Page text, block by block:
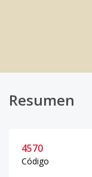
Resumen
4570
Código